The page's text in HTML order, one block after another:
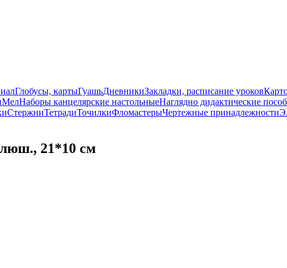
Глобусы, картыГуашьДневникиЗакладки, расписание уроков
МелНаборы канцелярские настольныеНаглядно дидактические
СтержниТетрадиТочилкиФломастерыЧертежные принадлежности
21*10 см